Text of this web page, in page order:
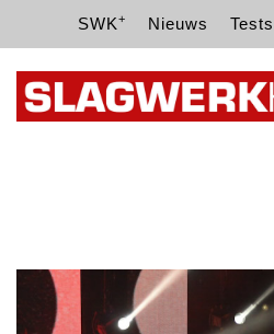
SWK+ Nieuws Tests